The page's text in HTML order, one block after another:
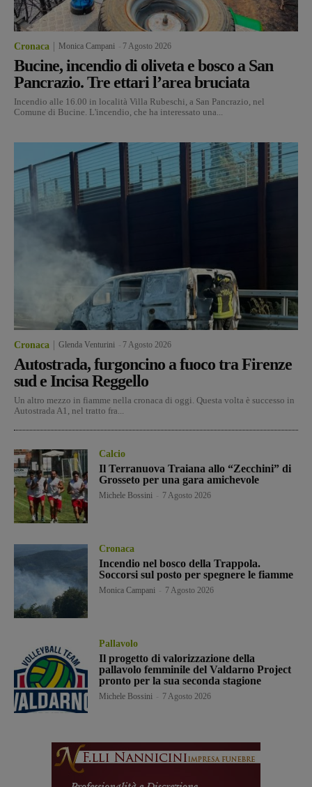
Cronaca Monica Campani 7 Agosto 2026
Bucine, incendio di oliveta e bosco a San
Pancrazio. Tre ettari l’area bruciata
Incendio alle 16.00 in località Villa Rubeschi, a San Pancrazio, nel
Comune di Bucine. L'incendio, che ha interessato una...
Cronaca Glenda Venturini 7 Agosto 2026
Autostrada, furgoncino a fuoco tra Firenze
sud e Incisa Reggello
Un altro mezzo in fiamme nella cronaca di oggi. Questa volta è successo in
Autostrada A1, nel tratto fra...
Calcio
Il Terranuova Traiana allo “Zecchini” di
Grosseto per una gara amichevole
Michele Bossini 7 Agosto 2026
Cronaca
Incendio nel bosco della Trappola.
Soccorsi sul posto per spegnere le fiamme
Monica Campani 7 Agosto 2026
Pallavolo
Il progetto di valorizzazione della
pallavolo femminile del Valdarno Project
pronto per la sua seconda stagione
Michele Bossini 7 Agosto 2026